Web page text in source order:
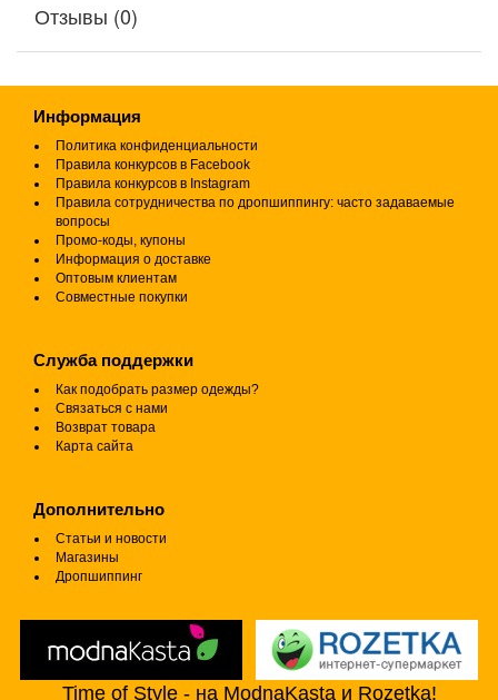
Отзывы (0)
Информация
Политика конфиденциальности
Правила конкурсов в Facebook
Правила конкурсов в Instagram
Правила сотрудничества по дропшиппингу: часто задаваемые
вопросы
Промо-коды, купоны
Информация о доставке
Оптовым клиентам
Совместные покупки
Служба поддержки
Как подобрать размер одежды?
Связаться с нами
Возврат товара
Карта сайта
Дополнительно
Статьи и новости
Магазины
Дропшиппинг
Time of Style - на ModnaKasta и Rozetka!